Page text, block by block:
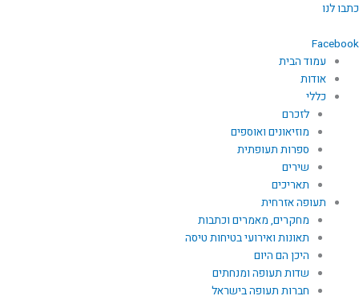
דילוג
כתבו לנו
Facebook
עמוד הבית
אודות
כללי
לזכרם
מוזיאונים ואוספים
ספרות תעופתית
שירים
תאריכים
תעופה אזרחית
מחקרים, מאמרים וכתבות
תאונות ואירועי בטיחות טיסה
היכן הם היום
שדות תעופה ומנחתים
חברות תעופה בישראל